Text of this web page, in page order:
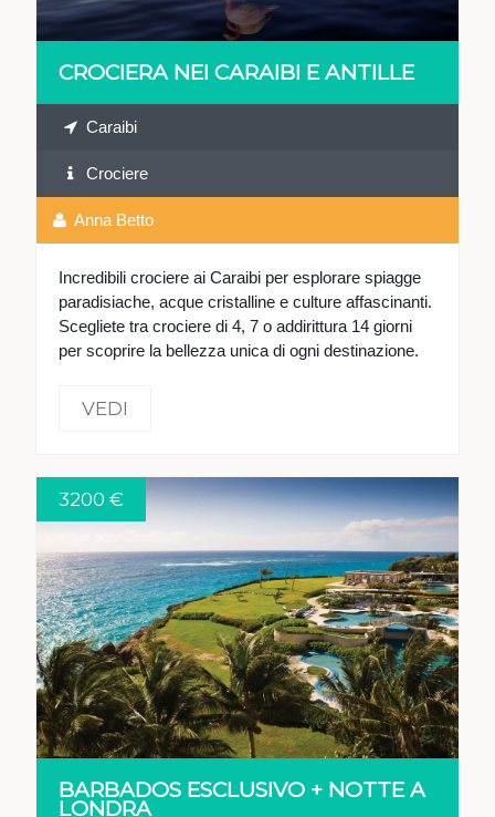
CROCIERA NEI CARAIBI E ANTILLE
Caraibi
Crociere
Anna Betto
Incredibili crociere ai Caraibi per esplorare spiagge
paradisiache, acque cristalline e culture affascinanti.
Scegliete tra crociere di 4, 7 o addirittura 14 giorni
per scoprire la bellezza unica di ogni destinazione.
VEDI
3200 €
VEDI
BARBADOS ESCLUSIVO + NOTTE A
LONDRA